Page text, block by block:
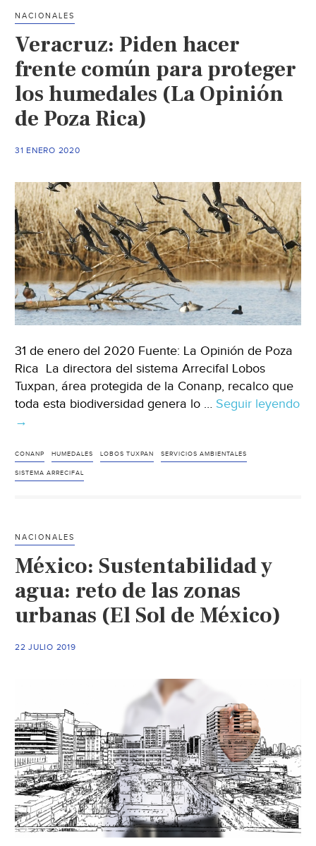
agua
(Vértigo)
NACIONALES
Veracruz: Piden hacer
frente común para proteger
los humedales (La Opinión
de Poza Rica)
31 ENERO 2020
31 de enero del 2020 Fuente: La Opinión de Poza
Rica La directora del sistema Arrecifal Lobos
Tuxpan, área protegida de la Conanp, recalco que
toda esta biodiversidad genera lo … Seguir leyendo
Veracruz:
hacer
frente
los
humedales
Opinión
de
Rica)
→
CONANP HUMEDALES LOBOS TUXPAN SERVICIOS AMBIENTALES
SISTEMA ARRECIFAL
NACIONALES
México: Sustentabilidad y
agua: reto de las zonas
urbanas (El Sol de México)
22 JULIO 2019